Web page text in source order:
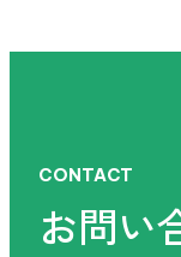
CONTACT
お問い